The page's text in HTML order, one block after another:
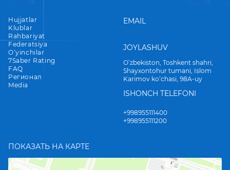
Hujjatlar
Klublar
Rahbariyat
Federatsiya
O‘yinchilar
7Saber Rating
FAQ
Регионал
Media
EMAIL
JOYLASHUV
O‘zbekiston, Toshkent shahri,
Shayxontohur tumani, Islom
Karimov ko‘chasi, 98A-uy
ISHONCH TELEFONI
+998955111400
+998955111200
ПОКАЗАТЬ НА КАРТЕ